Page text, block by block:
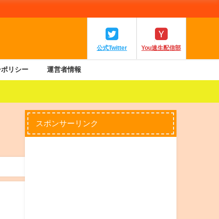
公式Twitter You速生配信部
リシー 運営者情報
スポンサーリンク